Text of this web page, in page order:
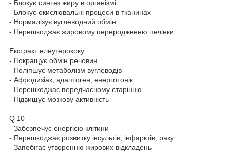
- Блокує синтез жиру в організмі
- Блокує окислювальні процеси в тканинах
- Нормалізує вуглеводний обмін
- Перешкоджає жировому переродженню печінки
Екстракт елеутерококу
- Покращує обмін речовин
- Поліпшує метаболізм вуглеводів
- Афродизіак, адаптоген, енерготонік
- Перешкоджає передчасному старінню
- Підвищує мозкову активність
Q 10
- Забезпечує енергією клітини
- Перешкоджає розвитку інсультів, інфарктів, раку
- Запобігає утворенню жирових відкладень